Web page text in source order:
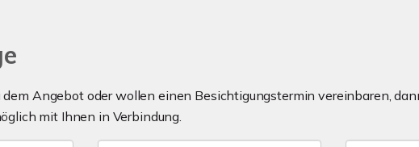
dem Angebot oder wollen einen Besichtigungstermin vereinbaren,
mit Ihnen in Verbindung.